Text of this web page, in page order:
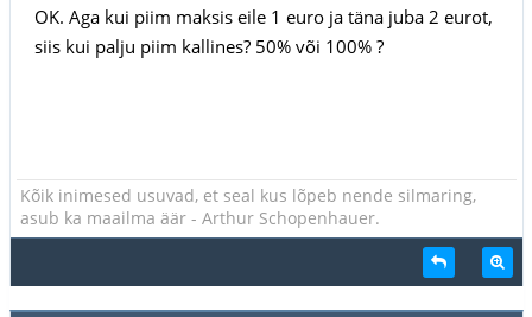
OK. Aga kui piim maksis eile 1 euro ja täna juba 2 eurot,
siis kui palju piim kallines? 50% või 100% ?
Kõik inimesed usuvad, et seal kus lõpeb nende silmaring,
asub ka maailma äär - Arthur Schopenhauer.